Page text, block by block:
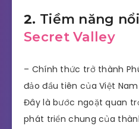
2. Tiềm năng
Secret Valley
– Chính thức trở thành
đảo đầu tiên của Việt Nam
Đây là bước ngoặt quan
phát triển chung của